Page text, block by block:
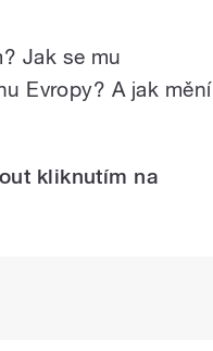
Jak se mu
Evropy? A jak mění
kliknutím na